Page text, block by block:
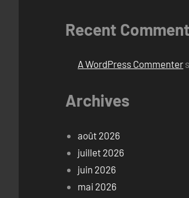
Recent
A WordPress Commenter
Archives
août 2026
juillet 2026
juin 2026
mai 2026